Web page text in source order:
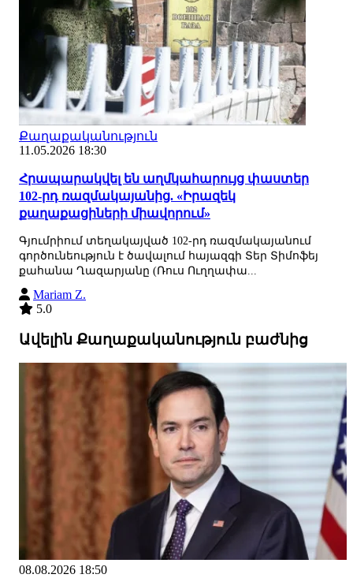
Քաղաքականություն
11.05.2026 18:30
Հրապարակվել են աղմկահարույց փաստեր
102-րդ ռազմակայանից. «Իրազեկ
քաղաքացիների միավորում»
Գյումրիում տեղակայված 102-րդ ռազմակայանում
գործունեություն է ծավալում հայազգի Տեր Տիմոֆեյ
քահանա Ղազարյանը (Ռուս Ուղղափա...
Mariam Z.
5.0
Ավելին Քաղաքականություն բաժնից
08.08.2026 18:50